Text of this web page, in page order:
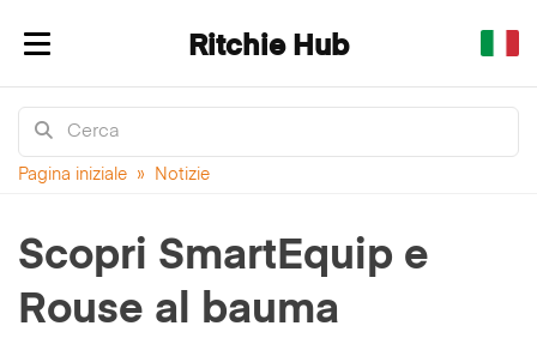
Mostra/nascondi navigazione
Ritchie Hub
Pagina iniziale » Notizie
Scopri SmartEquip e
Rouse al bauma